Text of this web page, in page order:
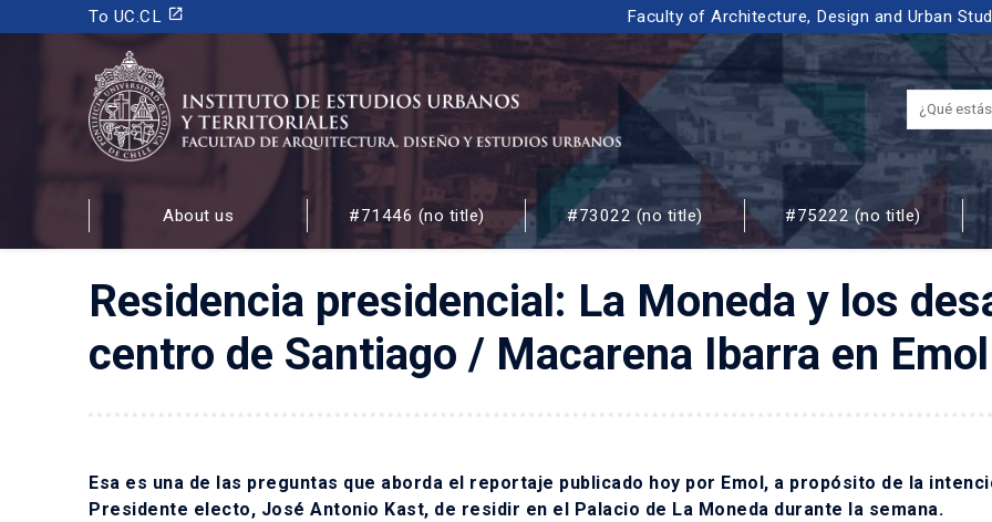
To UC.CL launch Faculty of Architecture, Design and Urban
INSTITUTO DE ESTUDIOS URBANOS
Y TERRITORIALES
FACULTAD DE ARQUITECTURA, DISEÑO Y ESTUDIOS URBANOS
About us #71446 (no title) #73022 (no title) #75222 (no title)
Residencia presidencial: La Moneda y los
centro de Santiago / Macarena Ibarra en Emol
Esa es una de las preguntas que aborda el reportaje publicado hoy por Emol, a propósito de la
Presidente electo, José Antonio Kast, de residir en el Palacio de La Moneda durante la semana.